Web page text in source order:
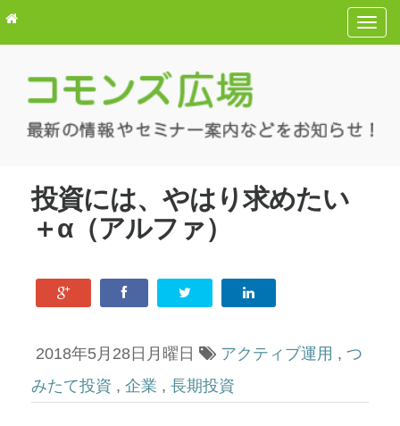
T
o
e
投資には、やはり求めたい
＋α（アルファ）
2018年5月28日月曜日 アクティブ運用 , つ
みたて投資 , 企業 , 長期投資